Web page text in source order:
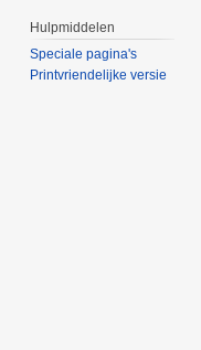
Hulpmiddelen
Speciale pagina's
Printvriendelijke versie